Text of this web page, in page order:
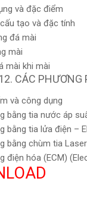
và đặc điểm
tạo và đặc tính
đá mài
mài
mài khi mài
CÁC PHƯƠNG
và công dụng
bằng tia nước áp
bằng tia lửa điện –
bằng chùm tia
điện hóa (ECM)